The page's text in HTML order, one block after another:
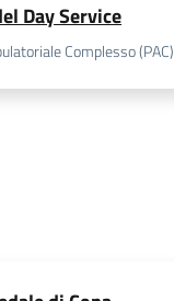
Day Service
Complesso (PAC)